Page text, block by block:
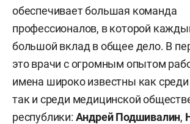
обеспечивает большая команда
профессионалов, в которой
большой вклад в общее дело. В
это врачи с огромным опытом
имена широко известны как
так и среди медицинской
республики: Андрей Подшивалин,